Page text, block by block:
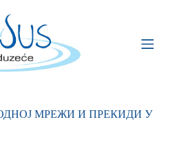
МРЕЖИ И ПРЕКИДИ У